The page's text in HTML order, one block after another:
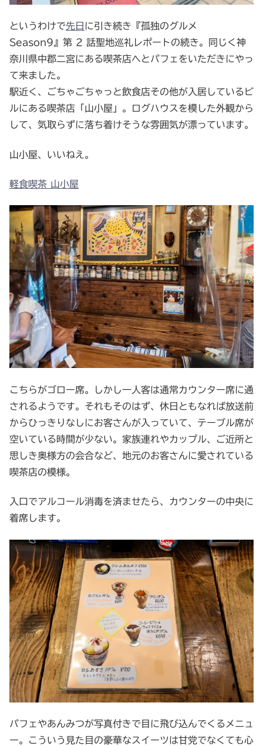
というわけで先日 に引き続き『孤独のグルメ
Season9』第 2 話聖地巡礼レポートの続き。同じく神
奈川県中郡二宮にある喫茶店へとパフェをいただきにやっ
て来ました。
駅近く、ごちゃごちゃっと飲食店その他が入居しているビ
ルにある喫茶店「山小屋」。ログハウスを模した外観から
して、気取らずに落ち着けそうな雰囲気が漂っています。
山小屋、いいねえ。
軽食喫茶 山小屋
こちらがゴロー席。しかし一人客は通常カウンター席に通
されるようです。それもそのはず、休日ともなれば放送前
からひっきりなしにお客さんが入っていて、テーブル席が
空いている時間が少ない。家族連れやカップル、ご近所と
思しき奥様方の会合など、地元のお客さんに愛されている
喫茶店の模様。
入口でアルコール消毒を済ませたら、カウンターの中央に
着席します。
パフェやあんみつが写真付きで目に飛び込んでくるメニュ
ー。こういう見た目の豪華なスイーツは甘党でなくても心